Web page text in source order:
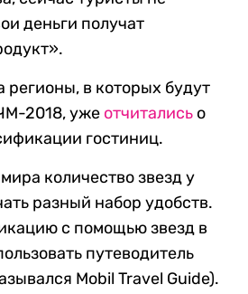
деньги получат
регионы, в которых будут
2018, уже отчитались о
гостиниц.
количество звезд у
разный набор удобств.
с помощью звезд в
путеводитель
Mobil Travel Guide).